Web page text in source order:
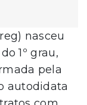
nasceu
1º grau,
pela
autodidata